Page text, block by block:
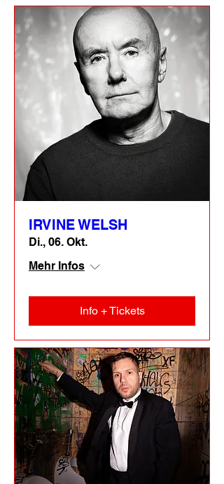
IRVINE WELSH
Di., 06. Okt.
Mehr Infos
Info + Tickets